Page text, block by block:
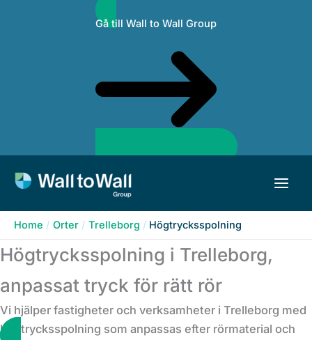
Gå till Wall to Wall Group
Home Orter Trelleborg Högtrycksspolning
Högtrycksspolning i Trelleborg,
anpassat tryck för rätt rör
Vi hjälper fastigheter och verksamheter i Trelleborg med
högtrycksspolning som anpassas efter rörmaterial och